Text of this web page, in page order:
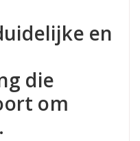
en
die
om